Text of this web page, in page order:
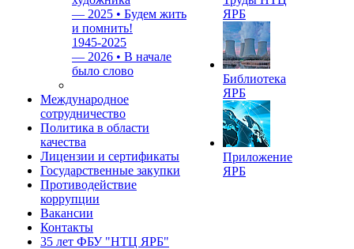
— 2025 • Будем жить
и помнить!
1945-2025
— 2026 • В начале
было слово
Международное
сотрудничество
Политика в области
качества
Лицензии и сертификаты
Государственные закупки
Противодействие
коррупции
Вакансии
Контакты
35 лет ФБУ "НТЦ ЯРБ"
ЯРБ
Библиотека
ЯРБ
Приложение
ЯРБ